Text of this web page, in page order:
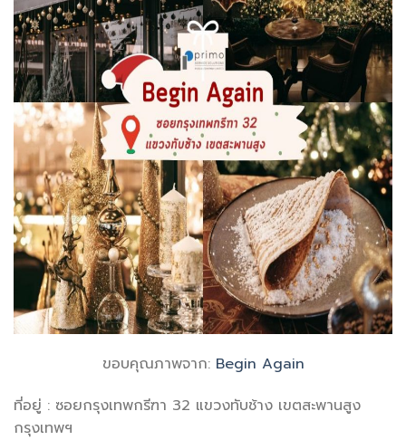
ขอบคุณภาพจาก: Begin Again
ที่อยู่ : ซอยกรุงเทพกรีฑา 32 แขวงทับช้าง เขตสะพานสูง
กรุงเทพฯ